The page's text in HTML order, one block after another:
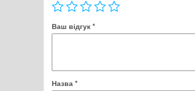
Ваш відгук *
Назва *